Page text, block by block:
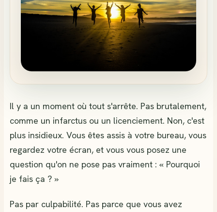
Il y a un moment où tout s'arrête. Pas brutalement,
comme un infarctus ou un licenciement. Non, c'est
plus insidieux. Vous êtes assis à votre bureau, vous
regardez votre écran, et vous vous posez une
question qu'on ne pose pas vraiment : « Pourquoi
je fais ça ? »
Pas par culpabilité. Pas parce que vous avez